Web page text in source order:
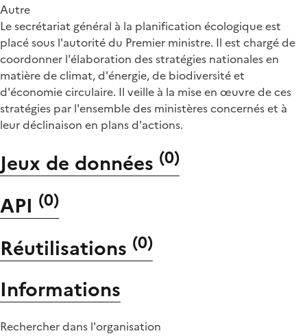
Autre
Le secrétariat général à la planification écologique est
placé sous l'autorité du Premier ministre. Il est chargé de
coordonner l'élaboration des stratégies nationales en
matière de climat, d'énergie, de biodiversité et
d'économie circulaire. Il veille à la mise en œuvre de ces
stratégies par l'ensemble des ministères concernés et à
leur déclinaison en plans d'actions.
Jeux de données (0)
API (0)
Réutilisations (0)
Informations
Rechercher dans l'organisation